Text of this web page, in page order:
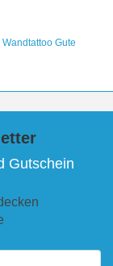
Wandtattoo Gute
Gutschein